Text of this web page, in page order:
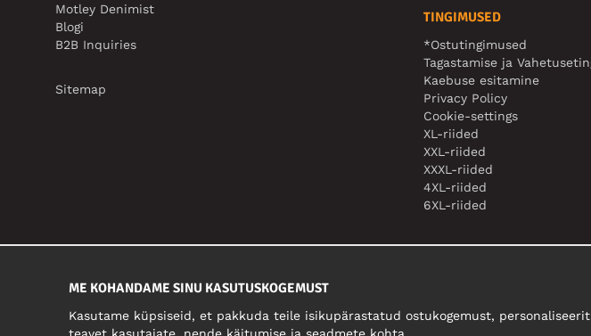
Motley Denimist
Blogi
B2B Inquiries
Sitemap
TINGIMUSED
*Ostutingimused
Tagastamise ja
Kaebuse esitamine
Privacy Policy
Cookie-settings
XL-riided
XXL-riided
XXXL-riided
4XL-riided
6XL-riided
ME KOHANDAME SINU KASUTUSKOGEMUST
Kasutame küpsiseid, et pakkuda teile isikupärastatud ostukogemust,